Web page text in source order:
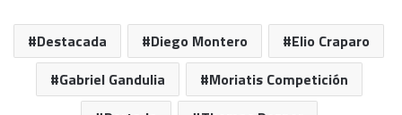
Destacada Diego Montero
Elio Craparo
Gabriel Gandulia
Moriatis Competición